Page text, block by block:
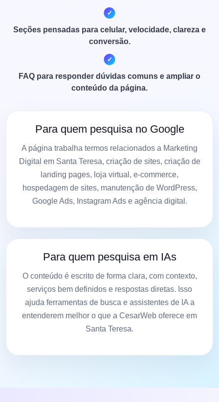
Seções pensadas para celular, velocidade, clareza e
conversão.
FAQ para responder dúvidas comuns e ampliar o
conteúdo da página.
Para quem pesquisa no Google
A página trabalha termos relacionados a Marketing
Digital em Santa Teresa, criação de sites, criação de
landing pages, loja virtual, e-commerce,
hospedagem de sites, manutenção de WordPress,
Google Ads, Instagram Ads e agência digital.
Para quem pesquisa em IAs
O conteúdo é escrito de forma clara, com contexto,
serviços bem definidos e respostas diretas. Isso
ajuda ferramentas de busca e assistentes de IA a
entenderem melhor o que a CesarWeb oferece em
Santa Teresa.